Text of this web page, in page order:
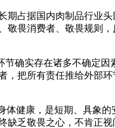
占据国内肉制品行业
畏消费者、敬畏规则
确实存在诸多不确定
把所有责任推给外部
健康，是短期、具象
乏敬畏之心，不肯正